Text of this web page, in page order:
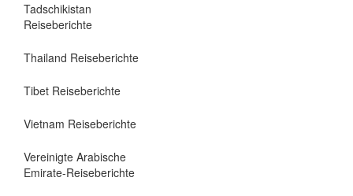
Tadschikistan
Reiseberichte
Thailand Reiseberichte
Tibet Reiseberichte
Vietnam Reiseberichte
Vereinigte Arabische
Emirate-Reiseberichte